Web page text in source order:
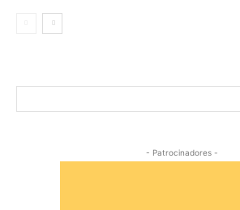
- Patrocinadores -